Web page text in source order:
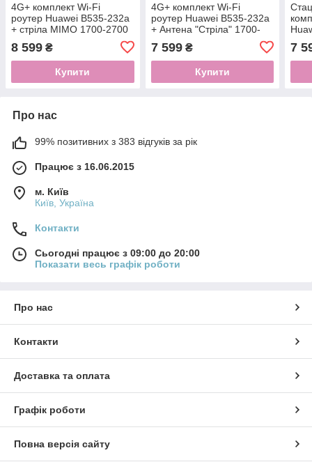
4G+ комплект Wi-Fi
роутер Huawei B535-232a
+ стріла MIMO 1700-2700
8 599 ₴
Купити
4G+ комплект Wi-Fi
роутер Huawei B535-232a
+ Антена "Стріла" 1700-
7 599₴
Купити
dBi
7
Про нас
99% позитивних з 383 відгуків за рік
Працює з 16.06.2015
м. Київ
Київ, Україна
Контакти
Сьогодні працює з 09:00 до 20:00
Показати весь графік роботи
Про нас
Контакти
Доставка та оплата
Графік роботи
Повна версія сайту